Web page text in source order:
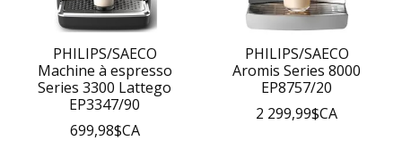
PHILIPS/SAECO
Machine à espresso
Series 3300 Lattego
EP3347/90
699,98$CA
PHILIPS/SAECO
Aromis Series 8000
EP8757/20
2 299,99$CA